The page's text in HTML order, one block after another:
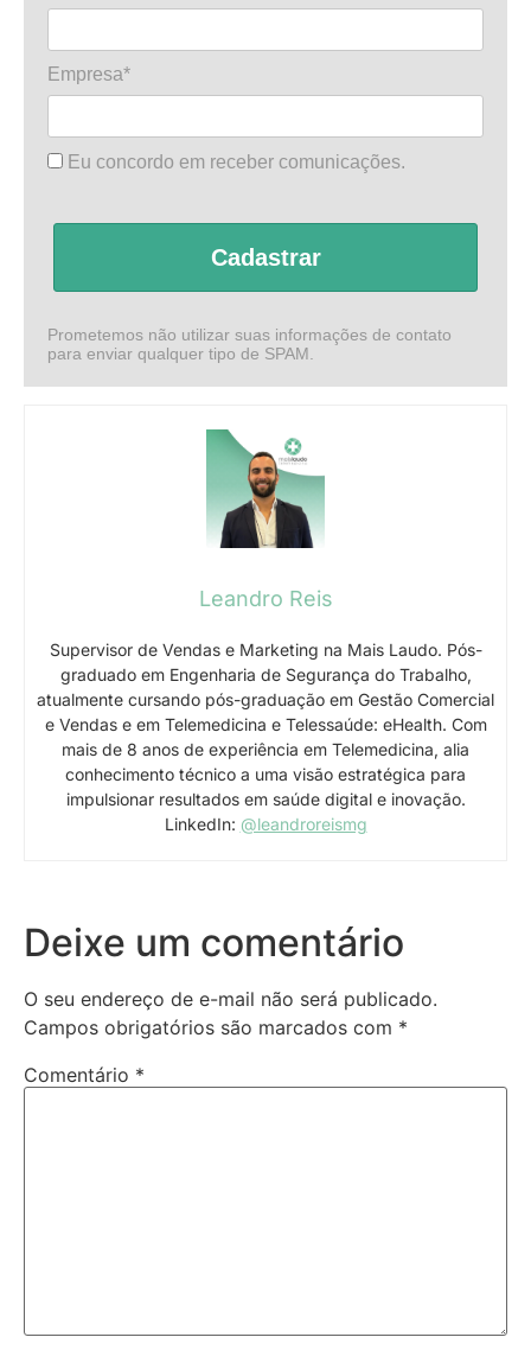
Empresa*
Eu concordo em receber comunicações.
Cadastrar
Prometemos não utilizar suas informações de contato
para enviar qualquer tipo de SPAM.
Leandro Reis
Supervisor de Vendas e Marketing na Mais Laudo. Pós-
graduado em Engenharia de Segurança do Trabalho,
atualmente cursando pós-graduação em Gestão Comercial
e Vendas e em Telemedicina e Telessaúde: eHealth. Com
mais de 8 anos de experiência em Telemedicina, alia
conhecimento técnico a uma visão estratégica para
impulsionar resultados em saúde digital e inovação.
LinkedIn: @leandroreismg
Deixe um comentário
O seu endereço de e-mail não será publicado.
Campos obrigatórios são marcados com *
Comentário *